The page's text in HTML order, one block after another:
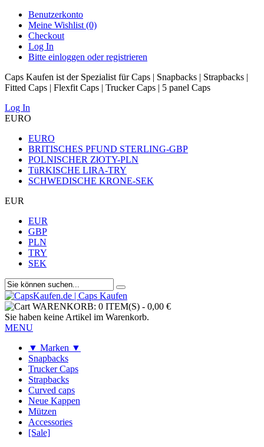
Benutzerkonto
Meine Wishlist (0)
Checkout
Log In
Bitte einloggen oder registrieren
Caps Kaufen ist der Spezialist für Caps | Snapbacks | Strapbacks |
Fitted Caps | Flexfit Caps | Trucker Caps | 5 panel Caps
Log In
EURO
EURO
BRITISCHES PFUND STERLING-GBP
POLNISCHER ZłOTY-PLN
TüRKISCHE LIRA-TRY
SCHWEDISCHE KRONE-SEK
EUR
EUR
GBP
PLN
TRY
SEK
WARENKORB: 0 ITEM(S) - 0,00 €
Sie haben keine Artikel im Warenkorb.
MENU
▼ Marken ▼
Snapbacks
Trucker Caps
Strapbacks
Curved caps
Neue Kappen
Mützen
Accessories
[Sale]